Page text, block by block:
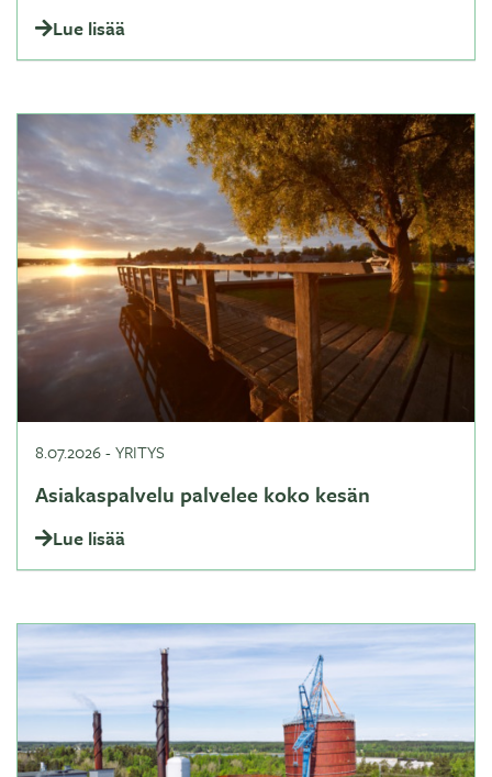
Lue lisää
8.07.2026-YRITYS
Asiakaspalvelu palvelee koko kesän
Lue lisää